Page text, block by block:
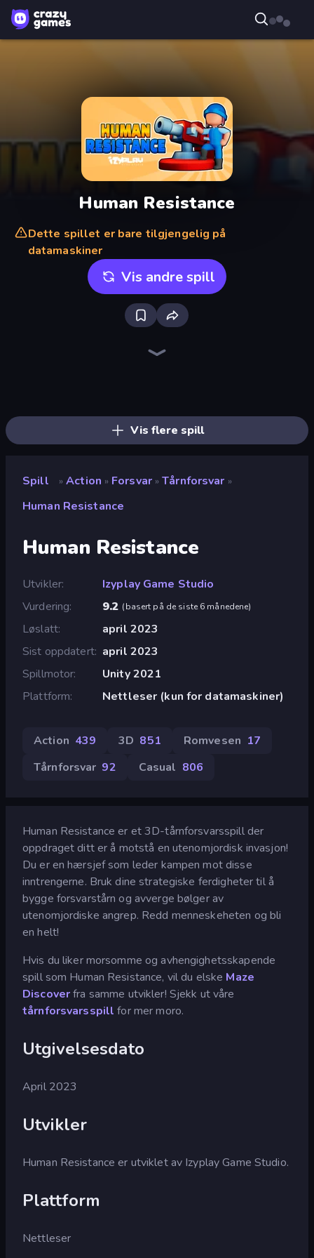
Human Resistance
Dette spillet er bare tilgjengelig på
datamaskiner
Vis andre spill
Vis flere spill
Spill » Action » Forsvar » Tårnforsvar »
Human Resistance
Human Resistance
Utvikler
Izyplay Game Studio
Vurdering
9.2 (basert på de siste 6 månedene)
Løslatt
april 2023
Sist oppdatert april 2023
Spillmotor
Unity 2021
Plattform
Nettleser (kun for datamaskiner)
Action 439 3D 851 Romvesen 17
Tårnforsvar 92 Casual 806
Human Resistance er et 3D-tårnforsvarsspill der
oppdraget ditt er å motstå en utenomjordisk invasjon!
Du er en hærsjef som leder kampen mot disse
inntrengerne. Bruk dine strategiske ferdigheter til å
bygge forsvarstårn og avverge bølger av
utenomjordiske angrep. Redd menneskeheten og bli
en helt!
Hvis du liker morsomme og avhengighetsskapende
spill som Human Resistance, vil du elske Maze
Discoverfra samme utvikler! Sjekk ut våre
tårnforsvarsspill for mer moro.
Utgivelsesdato
April 2023
Utvikler
Human Resistance er utviklet av Izyplay Game Studio.
Plattform
Nettleser